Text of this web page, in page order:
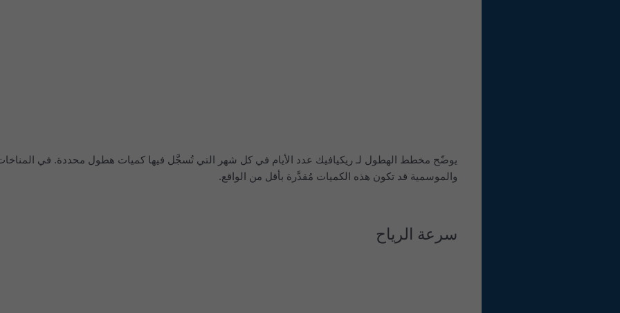
يوضّح مخطط الهطول لـ ريكيافيك عدد الأيام في كل شهر التي تُسجَّل فيها كميات هطول محددة. في المناخات
والموسمية قد تكون هذه الكميات مُقدَّرة بأقل من الواقع.
سرعة الرياح